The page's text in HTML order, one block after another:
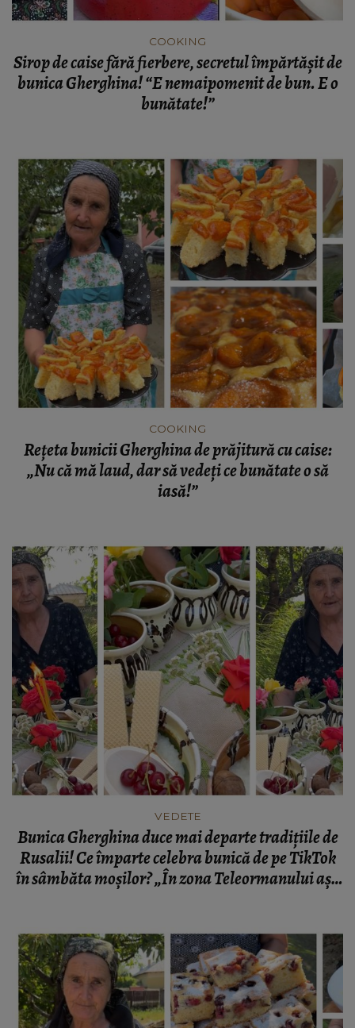
COOKING
Sirop de caise fără fierbere, secretul împărtășit de
bunica Gherghina! “E nemaipomenit de bun. E o
bunătate!”
COOKING
Rețeta bunicii Gherghina de prăjitură cu caise:
„Nu că mă laud, dar să vedeți ce bunătate o să
iasă!”
VEDETE
Bunica Gherghina duce mai departe tradițiile de
Rusalii! Ce împarte celebra bunică de pe TikTok
în sâmbăta moșilor? „În zona Teleormanului așa